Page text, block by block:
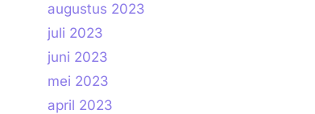
augustus 2023
juli 2023
juni 2023
mei 2023
april 2023